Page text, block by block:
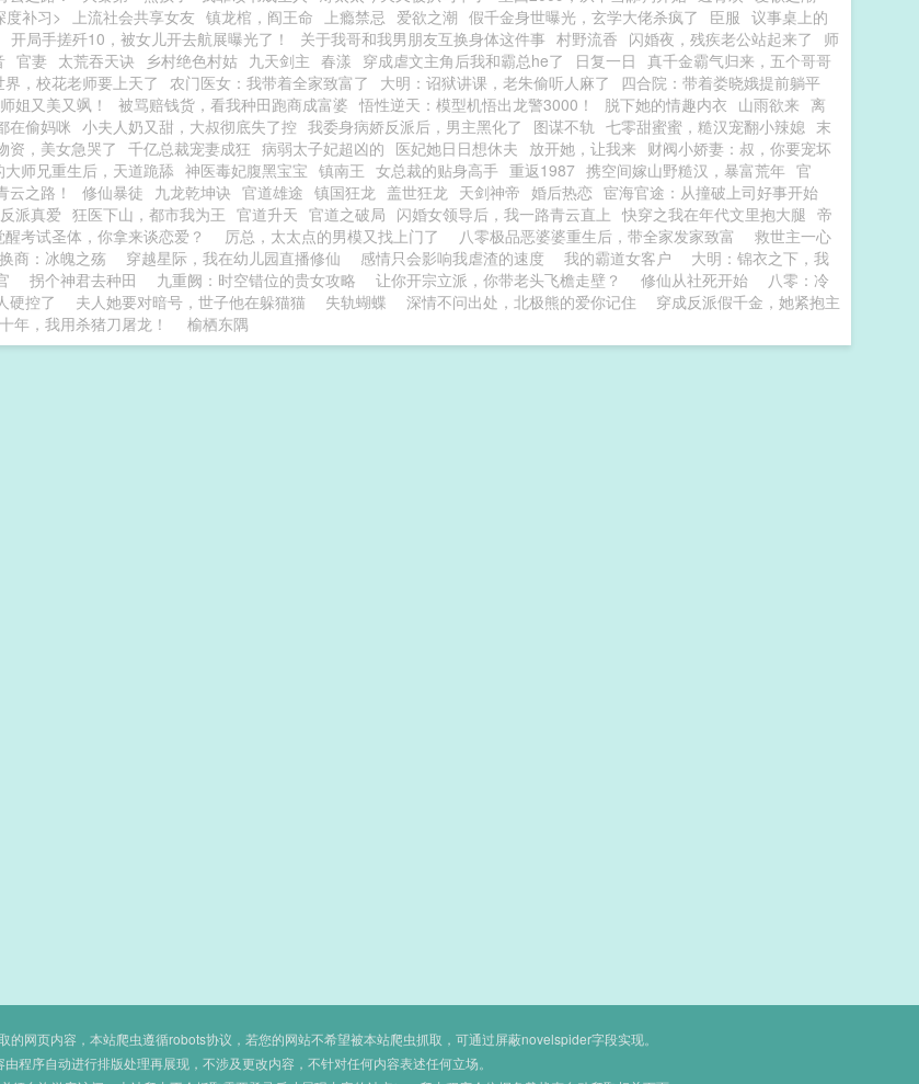
度补习> 上流社会共享女友 镇龙棺，阎王命 上瘾禁忌 爱欲之潮 假千金身世曝光，玄学大佬杀疯了 臣服 议事桌上的
开局手搓歼10，被女儿开去航展曝光了！ 关于我哥和我男朋友互换身体这件事 村野流香 闪婚夜，残疾老公站起来了
师
官妻 太荒吞天诀 乡村绝色村姑 九天剑主 春漾 穿成虐文主角后我和霸总he了 日复一日 真千金霸气归来，五个哥哥
界，校花老师要上天了 农门医女：我带着全家致富了 大明：诏狱讲课，老朱偷听人麻了
四合院：带着娄晓娥提前躺平
姐又美又飒！
被骂赔钱货，看我种田跑商成富婆 悟性逆天：模型机悟出龙警3000！ 脱下她的情趣内衣 山雨欲来 离
在偷妈咪 小夫人奶又甜，大叔彻底失了控 我委身病娇反派后，男主黑化了 图谋不轨 七零甜蜜蜜，糙汉宠翻小辣媳 末
资，美女急哭了
千亿总裁宠妻成狂 病弱太子妃超凶的 医妃她日日想休夫 放开她，让我来 财阀小娇妻：叔，你要宠坏
大师兄重生后，天道跪舔 神医毒妃腹黑宝宝 镇南王 女总裁的贴身高手 重返1987 携空间嫁山野糙汉，暴富荒年 官
云之路！
修仙暴徒 九龙乾坤诀 官道雄途 镇国狂龙 盖世狂龙 天剑神帝 婚后热恋 宦海官途：从撞破上司好事开始
派真爱 狂医下山，都市我为王 官道升天 官道之破局 闪婚女领导后，我一路青云直上 快穿之我在年代文里抱大腿 帝
醒考试圣体，你拿来谈恋爱？ 厉总，太太点的男模又找上门了 八零极品恶婆婆重生后，带全家发家致富
救世主一心
商：冰魄之殇 穿越星际，我在幼儿园直播修仙 感情只会影响我虐渣的速度 我的霸道女客户
大明：锦衣之下，我
拐个神君去种田 九重阙：时空错位的贵女攻略 让你开宗立派，你带老头飞檐走壁？ 修仙从社死开始
八零：冷
硬控了
夫人她要对暗号，世子他在躲猫猫 失轨蝴蝶 深情不问出处，北极熊的爱你记住
穿成反派假千金，她紧抱主
年，我用杀猪刀屠龙！ 榆栖东隅
网页内容，本站爬虫遵循robots协议，若您的网站不希望被本站爬虫抓取，可通过屏蔽novelspider字段实现。
程序自动进行排版处理再展现，不涉及更改内容，不针对任何内容表述任何立场。